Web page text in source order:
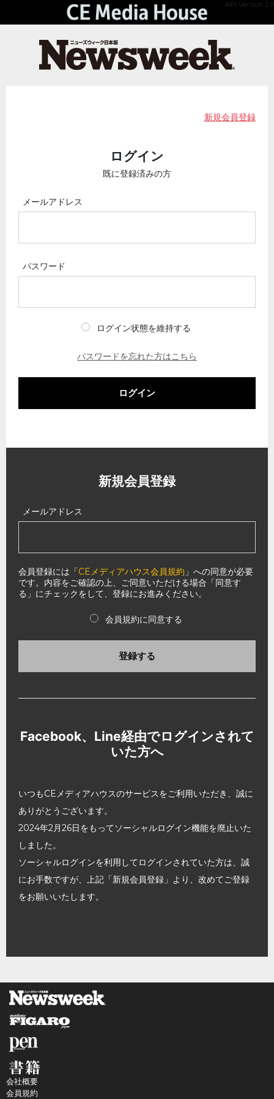
API Version 2.0
新規会員登録
ログイン
既に登録済みの方
メールアドレス
パスワード
ログイン状態を維持する
パスワードを忘れた方はこちら
ログイン
新規会員登録
メールアドレス
会員登録には「CEメディアハウス会員規約 」への同意が必要
です。内容をご確認の上、ご同意いただける場合「同意す
る」にチェックをして、登録にお進みください。
会員規約に同意する
登録する
Facebook、Line経由でログインされて
いた方へ
いつもCEメディアハウスのサービスをご利用いただき、誠に
ありがとうございます。
2024年2月26日をもってソーシャルログイン機能を廃止いた
しました。
ソーシャルログインを利用してログインされていた方は、誠
にお手数ですが、上記「新規会員登録」より、改めてご登録
をお願いいたします。
会社概要
会員規約